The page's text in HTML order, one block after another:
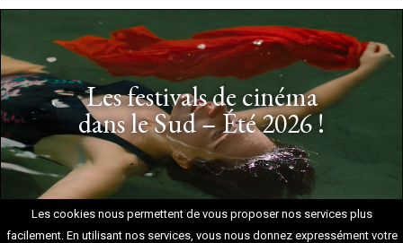
Les festivals de cinéma
dans le Sud – Été 2026 !
Les cookies nous permettent de vous proposer nos services plus
facilement. En utilisant nos services, vous nous donnez expressément votre